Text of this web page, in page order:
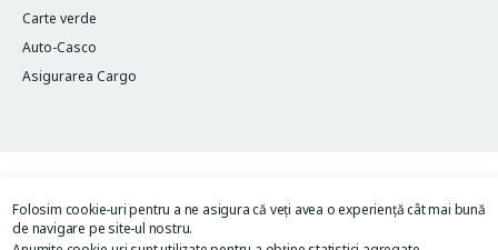
Carte verde
Auto-Casco
Asigurarea Cargo
Legacy menu
Politica de confidențialitate
Acordul de utilizare al site-ului
Folosim cookie-uri pentru a ne asigura că veți avea o experiență cât mai bună
de navigare pe site-ul nostru.